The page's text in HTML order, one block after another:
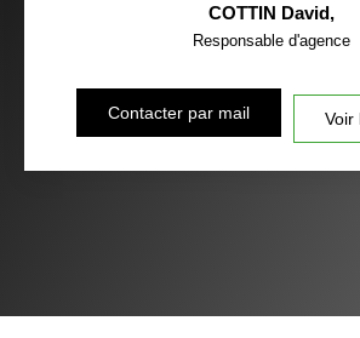
COTTIN David,
Responsable d'agence
Contacter par mail Voir